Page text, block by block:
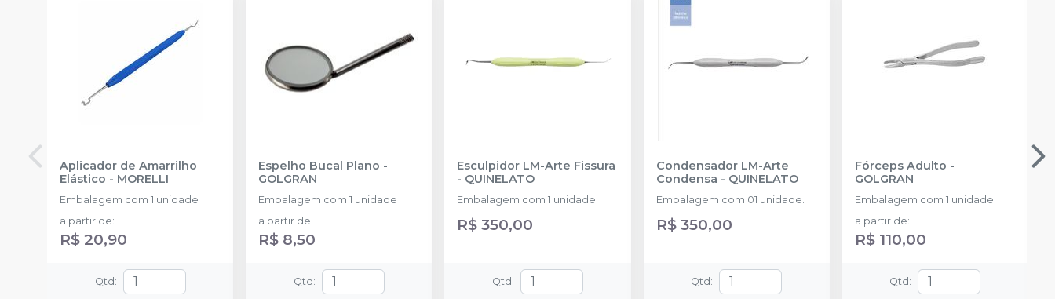
Aplicador de Amarrilho
Elástico - MORELLI
Embalagem com 1 unidade
a partir de:
R$ 20,90
Qtd :
Espelho Bucal Plano -
GOLGRAN
Embalagem com 1 unidade
a partir de:
R$ 8,50
Qtd :
Esculpidor LM-Arte Fissura
- QUINELATO
Embalagem com 1 unidade.
R$ 350,00
Qtd :
Condensador LM-Arte
Condensa - QUINELATO
Embalagem com 01 unidade.
R$ 350,00
Qtd :
Fórceps Adulto -
GOLGRAN
Embalagem com 1 unidade
a partir de:
R$ 110,00
Qtd :